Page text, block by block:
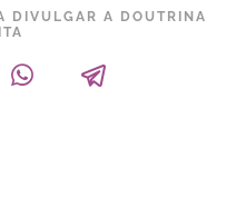
DIVULGAR A DOUTRINA